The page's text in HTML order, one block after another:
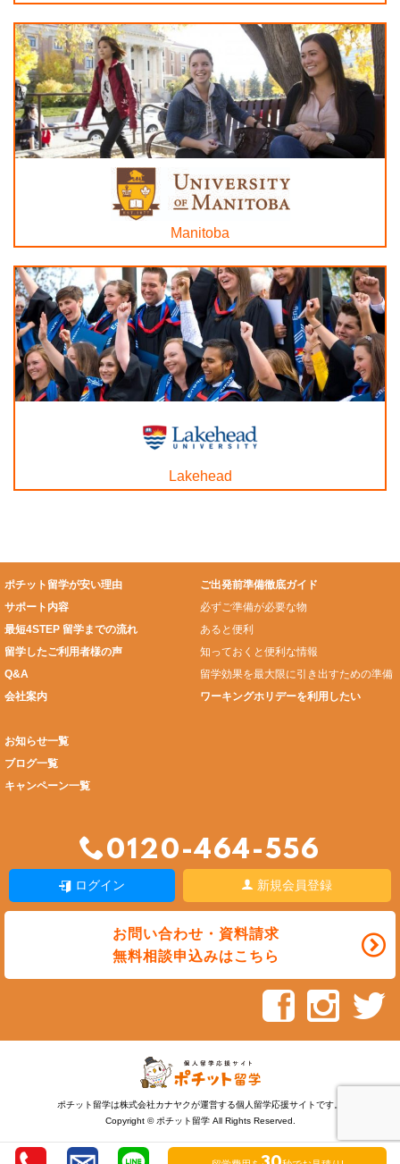
Manitoba
Lakehead
ポチット留学が安い理由
サポート内容
最短4STEP 留学までの流れ
留学したご利用者様の声
Q&A
会社案内
ご出発前準備徹底ガイド
必ずご準備が必要な物
あると便利
知っておくと便利な情報
留学効果を最大限に引き出すための準備
ワーキングホリデーを利用したい
お知らせ一覧
ブログ一覧
キャンペーン一覧
0120-464-556
ログイン 新規会員登録
お問い合わせ・資料請求
無料相談申込みはこちら
ポチット留学は株式会社カナヤクが運営する個人留学応援サイトです。
Copyright © ポチット留学 All Rights Reserved.